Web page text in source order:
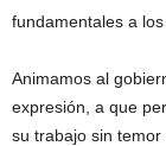
fundamentales a
Animamos al
expresión, a que
su trabajo sin